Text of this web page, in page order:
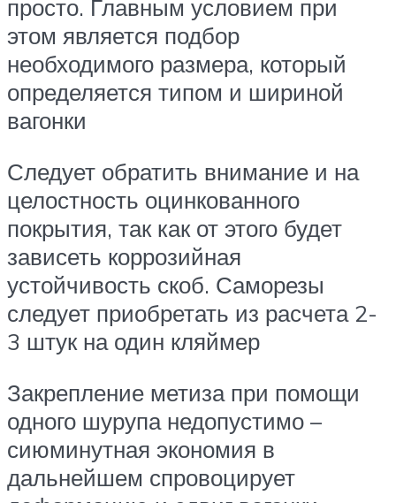
просто. Главным условием при
этом является подбор
необходимого размера, который
определяется типом и шириной
вагонки
Следует обратить внимание и на
целостность оцинкованного
покрытия, так как от этого будет
зависеть коррозийная
устойчивость скоб. Саморезы
следует приобретать из расчета 2-
3 штук на один кляймер
Закрепление метиза при помощи
одного шурупа недопустимо –
сиюминутная экономия в
дальнейшем спровоцирует